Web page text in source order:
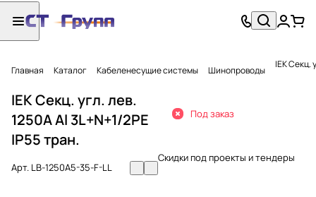
Главная Каталог Кабеленесущие системы Шинопроводы IEK Секц.
IEK Секц. угл. лев.
1250А Al 3L+N+1/2PE
IP55 тран.
Арт. LB-1250A5-35-F-LL
Под заказ
Скидки под проекты и тендеры